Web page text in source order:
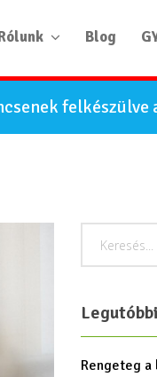
Blog
felkészülve
Rengeteg